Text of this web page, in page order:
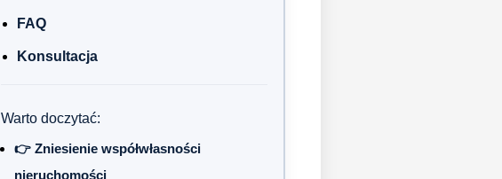
FAQ
Konsultacja
Warto doczytać:
👉 Zniesienie współwłasności
nieruchomości